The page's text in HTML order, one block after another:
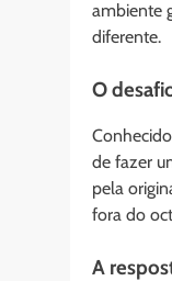
ambiente
diferente.
O
de fazer
pela
fora do
A